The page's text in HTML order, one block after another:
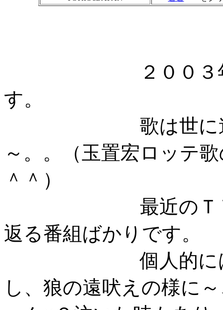
２００３年も、
す。
歌は世に連れ～
～。。（玉置宏ロッテ
＾＾）
最近のＴＶやラ
返る番組ばかりです。
個人的には、今
し、狼の遠吠えの様に